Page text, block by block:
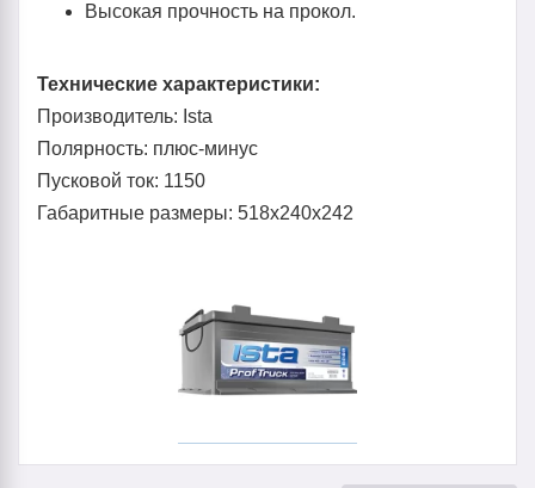
Высокая прочность на прокол.
Технические характеристики:
Производитель: Ista
Полярность: плюс-минус
Пусковой ток: 1150
Габаритные размеры: 518x240x242